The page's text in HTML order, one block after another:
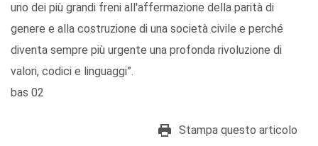
uno dei più grandi freni all'affermazione della parità di
genere e alla costruzione di una società civile e perché
diventa sempre più urgente una profonda rivoluzione di
valori, codici e linguaggi”.
bas 02
Stampa questo articolo